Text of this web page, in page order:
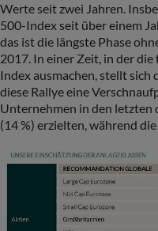
Werte seit zwei Jahren.
500-Index seit über einem
das ist die längste Phase
2017. In einer Zeit, in der
Index ausmachen, stellt sich
diese Rallye eine
Unternehmen in den letzten
(14 %) erzielten, während